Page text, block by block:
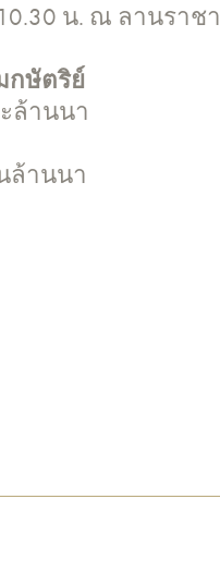
น. ณ ลานราชา
กษัตริย์
ล้านนา
ล้านนา